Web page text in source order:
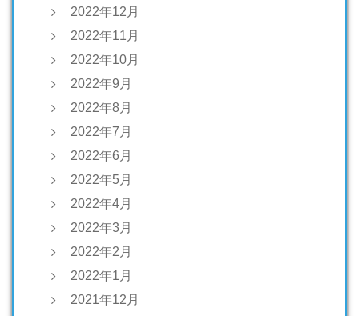
2022年12月
2022年11月
2022年10月
2022年9月
2022年8月
2022年7月
2022年6月
2022年5月
2022年4月
2022年3月
2022年2月
2022年1月
2021年12月